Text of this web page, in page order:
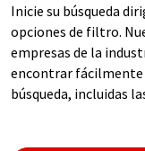
Inicie su búsqueda
opciones de filtro.
empresas de la
encontrar fácilmente
búsqueda, incluidas